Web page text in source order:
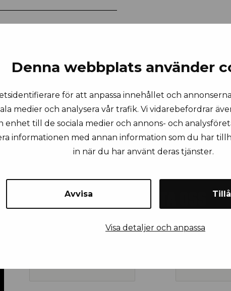
Denna webbplats använder
för att anpassa innehållet och
medier och analysera vår trafik. Vi vidarebefordrar
till de sociala medier och annons- och
informationen med annan information som du har
in när du har använt deras tjänster.
Avvisa
Visa detaljer och anpassa